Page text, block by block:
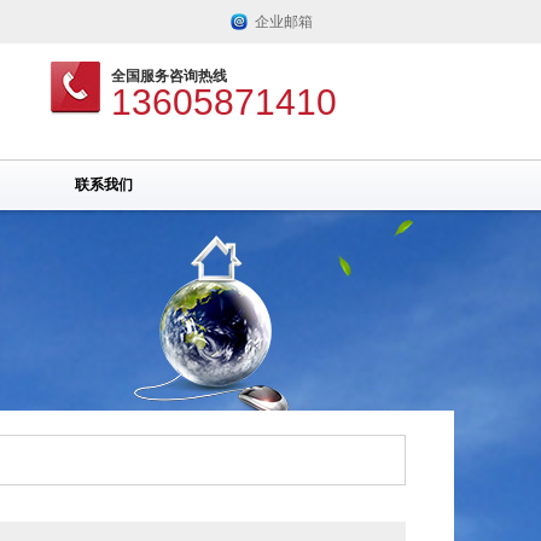
企业邮箱
全国服务咨询热线
13605871410
联系我们